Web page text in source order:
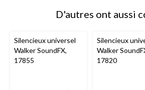
D'autres ont aussi
Silencieux universel
Walker SoundFX,
17855
Silencieux
Walker
17820